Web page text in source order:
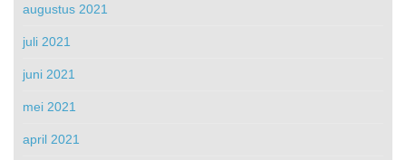
augustus 2021
juli 2021
juni 2021
mei 2021
april 2021